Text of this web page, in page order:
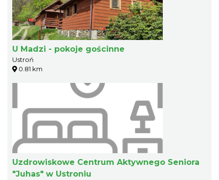
U Madzi - pokoje gościnne
Ustroń
0.81 km
Uzdrowiskowe Centrum Aktywnego Seniora
"Juhas" w Ustroniu